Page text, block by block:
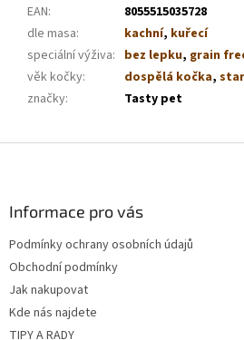
EAN:
8055515035728
dle masa: kachní, kuřecí
speciální výživa: bez lepku, grain
věk kočky: dospělá kočka,
značky: Tasty pet
Informace pro vás
Podmínky ochrany osobních údajů
Obchodní podmínky
Jak nakupovat
Kde nás najdete
TIPY A RADY